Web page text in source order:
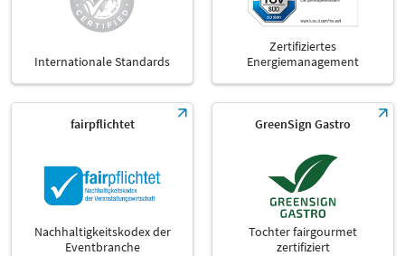
Internationale Standards
Zertifiziertes
Energiemanagement
fairpflichtet
Nachhaltigkeitskodex der
Eventbranche
GreenSign Gastro
Tochter fairgourmet
zertifiziert